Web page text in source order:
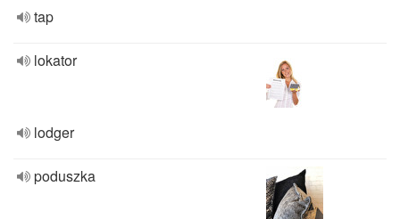
tap
lokator
lodger
poduszka